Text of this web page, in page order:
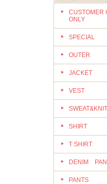
CUSTOMER
ONLY
SPECIAL
OUTER
JACKET
VEST
SWEAT&KNIT
SHIRT
T SHIRT
DENIM
PANTS